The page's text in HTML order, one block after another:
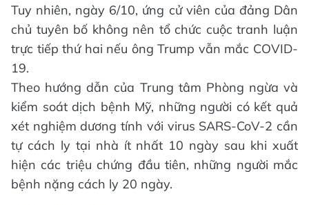
Tuy nhiên, ngày 6/10, ứng cử viên của đảng Dân
chủ tuyên bố không nên tổ chức cuộc tranh luận
trực tiếp thứ hai nếu ông Trump vẫn mắc COVID-
19.
Theo hướng dẫn của Trung tâm Phòng ngừa và
kiểm soát dịch bệnh Mỹ, những người có kết quả
xét nghiệm dương tính với virus SARS-CoV-2 cần
tự cách ly tại nhà ít nhất 10 ngày sau khi xuất
hiện các triệu chứng đầu tiên, những người mắc
bệnh nặng cách ly 20 ngày.